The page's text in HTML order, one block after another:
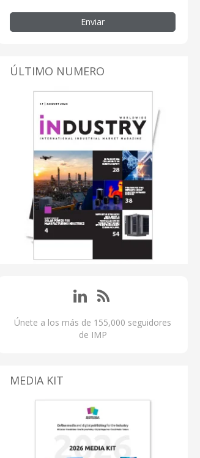
Enviar
ÚLTIMO NUMERO
Únete a los más de 155,000 seguidores
de IMP
MEDIA KIT